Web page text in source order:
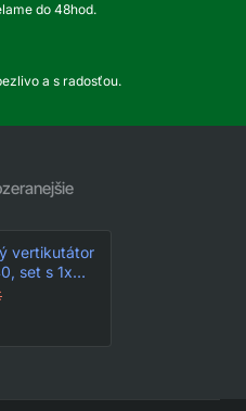
do 48hod.
a s radosťou.
vertikutátor
set s 1x